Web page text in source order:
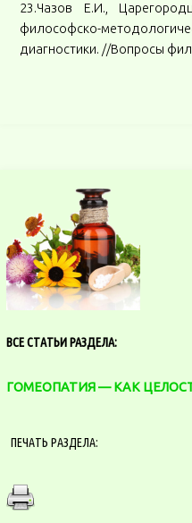
23.Чазов Е.И.,
философско-
диагностики. //Вопросы
ВСЕ СТАТЬИ РАЗДЕЛА:
ГОМЕОПАТИЯ — КАК
ПЕЧАТЬ РАЗДЕЛА: